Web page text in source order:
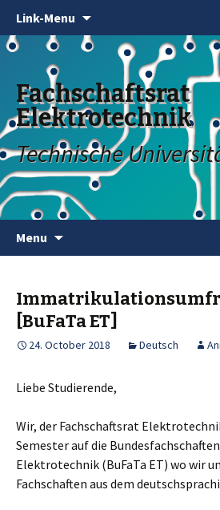
Link-Menu
Fachschaftsrat
Elektrotechnik
Technische
Menu
[BuFaTa ET]
24. October 2018 Deutsch
Liebe Studierende,
Wir, der Fachschaftsrat
Semester auf die
Elektrotechnik (BuFaTa ET) wo wir
Fachschaften aus dem